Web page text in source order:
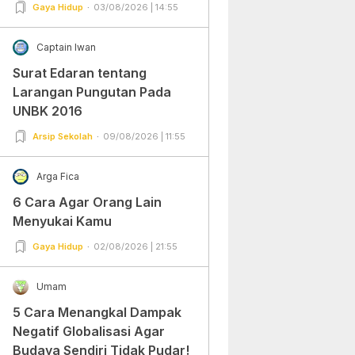
Gaya Hidup 03/08/2026 | 14:55
Captain Iwan
Surat Edaran tentang
Larangan Pungutan Pada
UNBK 2016
Arsip Sekolah 09/08/2026 | 11:55
Arga Fica
6 Cara Agar Orang Lain
Menyukai Kamu
Gaya Hidup 02/08/2026 | 21:55
Umam
5 Cara Menangkal Dampak
Negatif Globalisasi Agar
Budaya Sendiri Tidak Pudar!